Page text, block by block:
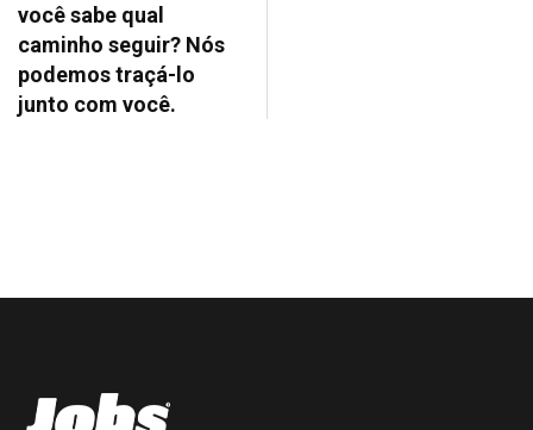
você sabe qual
caminho seguir? Nós
podemos traçá-lo
junto com você.